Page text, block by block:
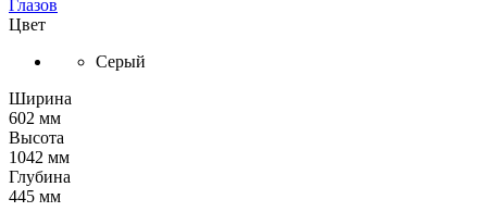
Глазов
Цвет
Серый
Ширина
602 мм
Высота
1042 мм
Глубина
445 мм